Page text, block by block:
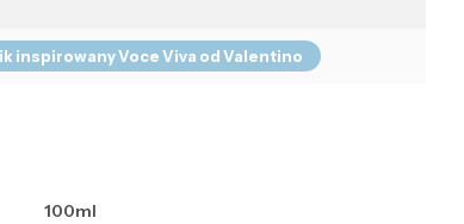
inspirowany Voce Viva od Valentino
100ml